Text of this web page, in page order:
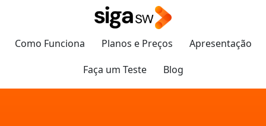
Como Funciona Planos e Preços
Apresentação
Faça um Teste
Blog